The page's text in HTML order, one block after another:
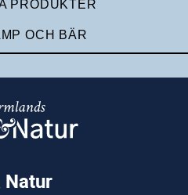
PRODUKTER
OCH BÄR
Natur